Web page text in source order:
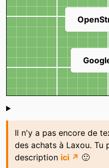
Shoutbox
Il n'y a pas encore de
des achats à Laxou. Tu
description ici ↗ 🙂